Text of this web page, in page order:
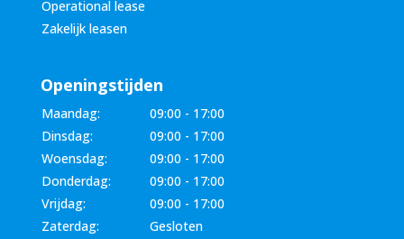
Operational lease
Zakelijk leasen
Openingstijden
Maandag:
09:00 - 17:00
Dinsdag:
09:00 - 17:00
Woensdag:
09:00 - 17:00
Donderdag:
09:00 - 17:00
Vrijdag:
09:00 - 17:00
Zaterdag:
Gesloten